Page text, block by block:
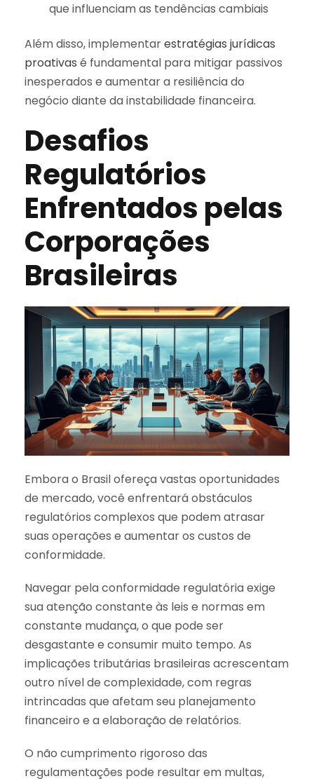
que influenciam as tendências cambiais
Além disso, implementarestratégias jurídicas
proativas é fundamental para mitigar passivos
inesperados e aumentar a resiliência do
negócio diante da instabilidade financeira.
Desafios
Regulatórios
Enfrentados pelas
Corporações
Brasileiras
Embora o Brasil ofereça vastas oportunidades
de mercado, você enfrentará obstáculos
regulatórios complexos que podem atrasar
suas operações e aumentar os custos de
conformidade.
Navegar pela conformidade regulatória exige
sua atenção constante às leis e normas em
constante mudança, o que pode ser
desgastante e consumir muito tempo. As
implicações tributárias brasileiras acrescentam
outro nível de complexidade, com regras
intrincadas que afetam seu planejamento
financeiro e a elaboração de relatórios.
O não cumprimento rigoroso das
regulamentações pode resultar em multas,